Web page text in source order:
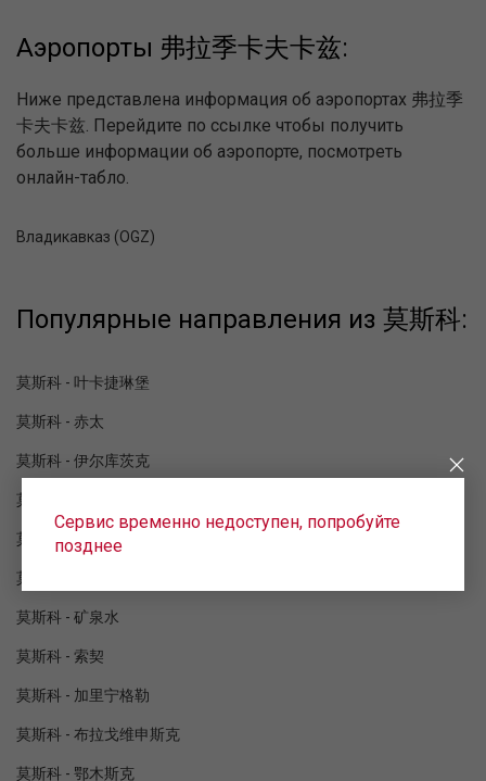
Аэропорты 弗拉季卡夫卡兹:
Ниже представлена информация об аэропортах 弗拉季
卡夫卡兹. Перейдите по ссылке чтобы получить
больше информации об аэропорте, посмотреть
онлайн-табло.
Владикавказ (OGZ)
Популярные направления из 莫斯科:
莫斯科 - 叶卡捷琳堡
莫斯科 - 赤太
莫斯科 - 伊尔库茨克
莫斯科 - 克拉斯诺达尔
莫斯科 - 格连吉克
莫斯科 - 蘇呼米
莫斯科 - 矿泉水
莫斯科 - 索契
莫斯科 - 加里宁格勒
莫斯科 - 布拉戈维申斯克
莫斯科 - 鄂木斯克
Сервис временно недоступен, попробуйте
позднее